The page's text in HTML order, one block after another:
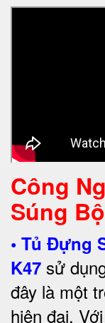
Công
Súng
• Tủ Đựng
K47 sử
đây là một
hiện đại.